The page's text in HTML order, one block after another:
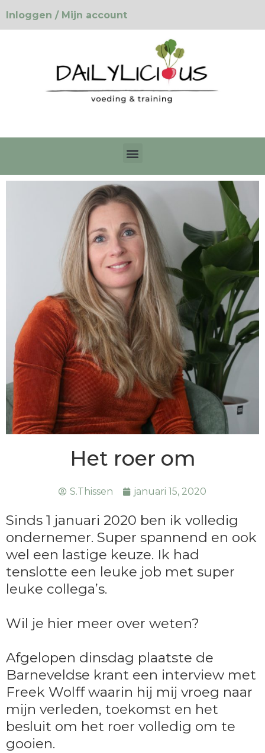
Inloggen / Mijn account
Het roer om
S.Thissen januari 15, 2020
Sinds 1 januari 2020 ben ik volledig
ondernemer. Super spannend en ook
wel een lastige keuze. Ik had
tenslotte een leuke job met super
leuke collega’s.
Wil je hier meer over weten?
Afgelopen dinsdag plaatste de
Barneveldse krant een interview met
Freek Wolff waarin hij mij vroeg naar
mijn verleden, toekomst en het
besluit om het roer volledig om te
gooien.